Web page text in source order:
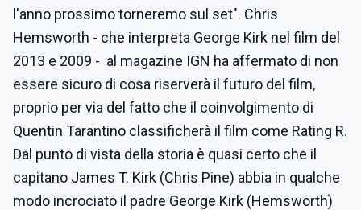
l'anno prossimo torneremo sul set". Chris
Hemsworth - che interpreta George Kirk nel film del
2013 e 2009 - al magazine IGN ha affermato di non
essere sicuro di cosa riserverà il futuro del film,
proprio per via del fatto che il coinvolgimento di
Quentin Tarantino classificherà il film come Rating R.
Dal punto di vista della storia è quasi certo che il
capitano James T. Kirk (Chris Pine) abbia in qualche
modo incrociato il padre George Kirk (Hemsworth)